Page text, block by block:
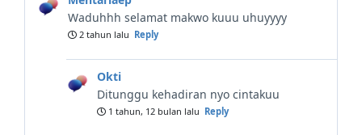
Waduhhh selamat makwo kuuu uhuyyyy
2 tahun lalu Reply
Okti
Ditunggu kehadiran nyo cintakuu
1 tahun, 12 bulan lalu Reply